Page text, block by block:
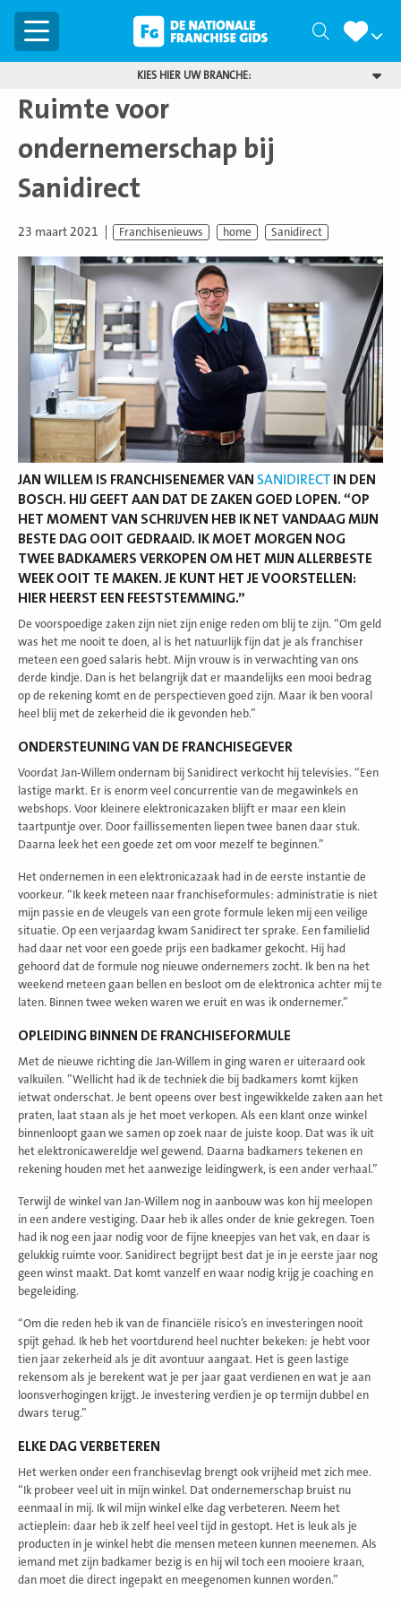
Menu Zoeken
KIES HIER UW BRANCHE:
Ruimte voor
ondernemerschap bij
Sanidirect
23 maart 2021 Franchisenieuws home Sanidirect
JAN WILLEM IS FRANCHISENEMER VAN SANIDIRECT IN DEN
BOSCH. HIJ GEEFT AAN DAT DE ZAKEN GOED LOPEN. “OP
HET MOMENT VAN SCHRIJVEN HEB IK NET VANDAAG MIJN
BESTE DAG OOIT GEDRAAID. IK MOET MORGEN NOG
TWEE BADKAMERS VERKOPEN OM HET MIJN ALLERBESTE
WEEK OOIT TE MAKEN. JE KUNT HET JE VOORSTELLEN:
HIER HEERST EEN FEESTSTEMMING.”
De voorspoedige zaken zijn niet zijn enige reden om blij te zijn. “Om geld
was het me nooit te doen, al is het natuurlijk fijn dat je als franchiser
meteen een goed salaris hebt. Mijn vrouw is in verwachting van ons
derde kindje. Dan is het belangrijk dat er maandelijks een mooi bedrag
op de rekening komt en de perspectieven goed zijn. Maar ik ben vooral
heel blij met de zekerheid die ik gevonden heb.”
ONDERSTEUNING VAN DE FRANCHISEGEVER
Voordat Jan-Willem ondernam bij Sanidirect verkocht hij televisies. “Een
lastige markt. Er is enorm veel concurrentie van de megawinkels en
webshops. Voor kleinere elektronicazaken blijft er maar een klein
taartpuntje over. Door faillissementen liepen twee banen daar stuk.
Daarna leek het een goede zet om voor mezelf te beginnen.”
Het ondernemen in een elektronicazaak had in de eerste instantie de
voorkeur. “Ik keek meteen naar franchiseformules: administratie is niet
mijn passie en de vleugels van een grote formule leken mij een veilige
situatie. Op een verjaardag kwam Sanidirect ter sprake. Een familielid
had daar net voor een goede prijs een badkamer gekocht. Hij had
gehoord dat de formule nog nieuwe ondernemers zocht. Ik ben na het
weekend meteen gaan bellen en besloot om de elektronica achter mij te
laten. Binnen twee weken waren we eruit en was ik ondernemer.”
OPLEIDING BINNEN DE FRANCHISEFORMULE
Met de nieuwe richting die Jan-Willem in ging waren er uiteraard ook
valkuilen. ”Wellicht had ik de techniek die bij badkamers komt kijken
ietwat onderschat. Je bent opeens over best ingewikkelde zaken aan het
praten, laat staan als je het moet verkopen. Als een klant onze winkel
binnenloopt gaan we samen op zoek naar de juiste koop. Dat was ik uit
het elektronicawereldje wel gewend. Daarna badkamers tekenen en
rekening houden met het aanwezige leidingwerk, is een ander verhaal.”
Terwijl de winkel van Jan-Willem nog in aanbouw was kon hij meelopen
in een andere vestiging. Daar heb ik alles onder de knie gekregen. Toen
had ik nog een jaar nodig voor de fijne kneepjes van het vak, en daar is
gelukkig ruimte voor. Sanidirect begrijpt best dat je in je eerste jaar nog
geen winst maakt. Dat komt vanzelf en waar nodig krijg je coaching en
begeleiding.
“Om die reden heb ik van de financiële risico’s en investeringen nooit
spijt gehad. Ik heb het voortdurend heel nuchter bekeken: je hebt voor
tien jaar zekerheid als je dit avontuur aangaat. Het is geen lastige
rekensom als je berekent wat je per jaar gaat verdienen en wat je aan
loonsverhogingen krijgt. Je investering verdien je op termijn dubbel en
dwars terug.”
ELKE DAG VERBETEREN
Het werken onder een franchisevlag brengt ook vrijheid met zich mee.
“Ik probeer veel uit in mijn winkel. Dat ondernemerschap bruist nu
eenmaal in mij. Ik wil mijn winkel elke dag verbeteren. Neem het
actieplein: daar heb ik zelf heel veel tijd in gestopt. Het is leuk als je
producten in je winkel hebt die mensen meteen kunnen meenemen. Als
iemand met zijn badkamer bezig is en hij wil toch een mooiere kraan,
dan moet die direct ingepakt en meegenomen kunnen worden.”